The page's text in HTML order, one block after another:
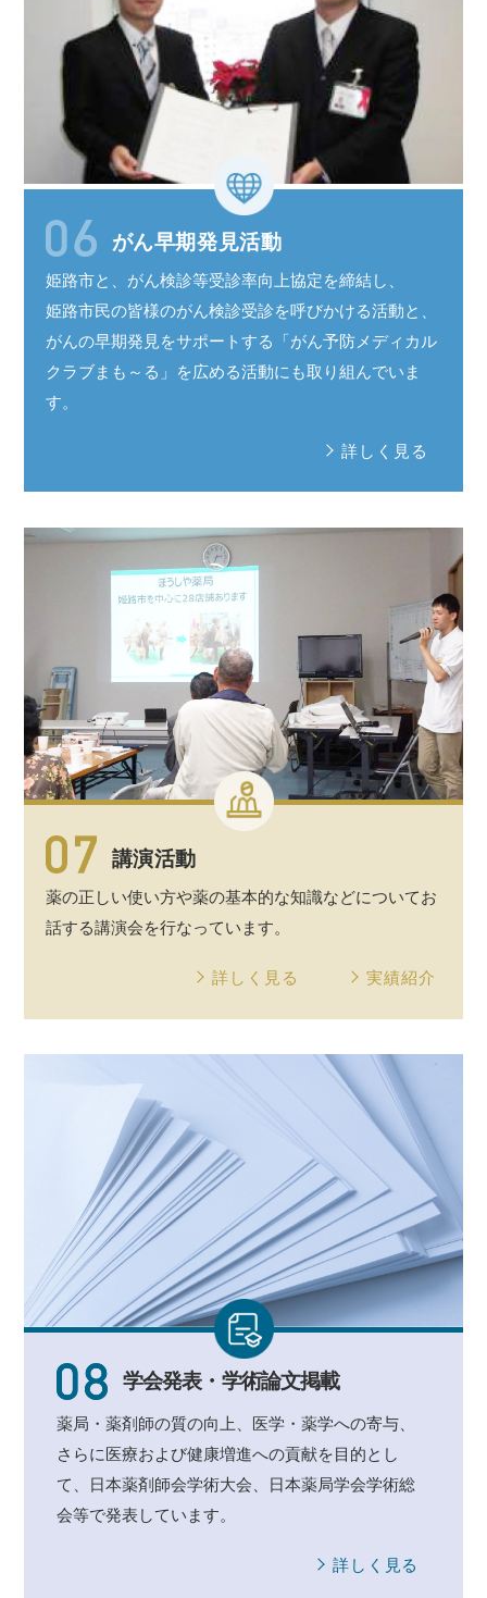
がん早期発見活動
姫路市と、がん検診等受診率向上協定を締結し、
姫路市民の皆様のがん検診受診を呼びかける活動と、
がんの早期発見をサポートする 「がん予防 メディカル
クラブまも～る 」を広める活動にも取り組んでいま
す。
詳しく見る
講演活動
薬の正しい使い方や薬の基本的な知識などについてお
話する講演会を行なっています。
詳しく見る 実績紹介
学会発表・ 学術論文掲載
薬局・薬剤師の質の向上、医学・薬学への寄与、
さらに医療および健康増進への貢献を目的とし
て、日本薬剤師会学術大会、日本薬局学会学術総
会等で発表しています。
詳しく見る